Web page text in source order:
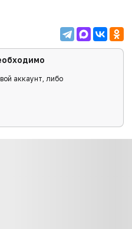
аккаунт, либо